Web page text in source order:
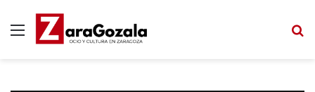
Menú